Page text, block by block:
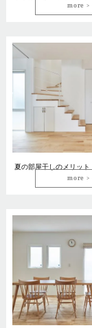
more
夏の部屋干しのメリット
more